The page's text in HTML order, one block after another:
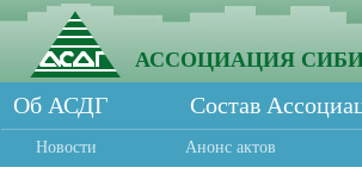
АССОЦИАЦИЯ
Об АСДГ Состав
Новости Анонс актов